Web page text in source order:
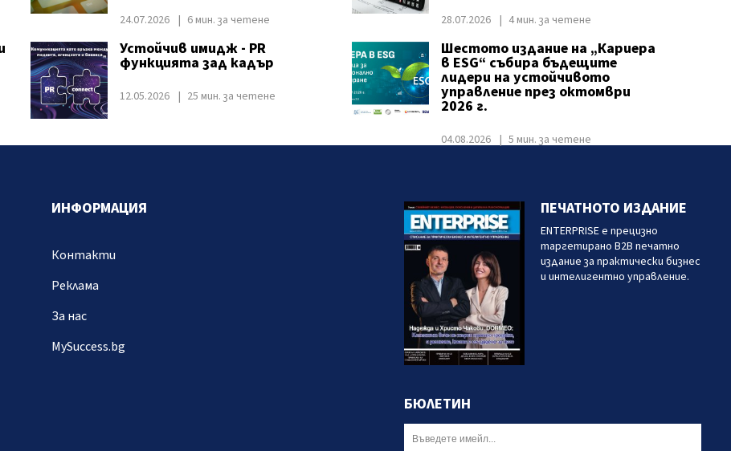
24.07.2026 6 мин. за четене 28.07.2026 4 мин. за четене
Устойчив имидж - PR
функцията зад кадър
12.05.2026 25 мин. за четене
Шестото издание на „Кариера
в ESG“ събира бъдещите
лидери на устойчивото
управление през октомври
2026 г.
04.08.2026 5 мин. за четене
ИНФОРМАЦИЯ
Контакти
Реклама
За нас
MySuccess.bg
ПЕЧАТНОТО ИЗДАНИЕ
ENTERPRISE е прецизно
таргетирано B2B печатно
издание за практически бизнес
и интелигентно управление.
БЮЛЕТИН